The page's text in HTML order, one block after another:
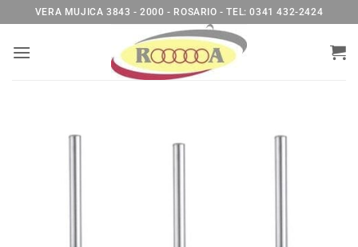
al
contenido
VERA MUJICA 3843 - 2000 - ROSARIO - TEL: 0341 432-2424